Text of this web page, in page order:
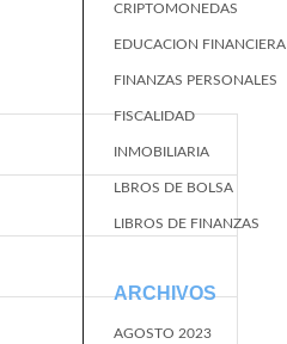
CRIPTOMONEDAS
EDUCACION FINANCIERA
FINANZAS PERSONALES
FISCALIDAD
INMOBILIARIA
LBROS DE BOLSA
LIBROS DE FINANZAS
ARCHIVOS
AGOSTO 2023